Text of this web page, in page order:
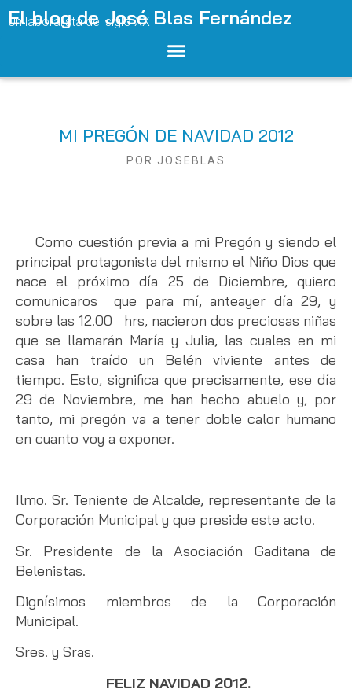
El blog de José Blas Fernández
Un laboralista del siglo XXI
MI PREGÓN DE NAVIDAD 2012
POR JOSEBLAS
Como cuestión previa a mi Pregón y siendo el
principal protagonista del mismo el Niño Dios que
nace el próximo día 25 de Diciembre, quiero
comunicaros que para mí, anteayer día 29, y
sobre las 12.00 hrs, nacieron dos preciosas niñas
que se llamarán María y Julia, las cuales en mi
casa han traído un Belén viviente antes de
tiempo. Esto, significa que precisamente, ese día
29 de Noviembre, me han hecho abuelo y, por
tanto, mi pregón va a tener doble calor humano
en cuanto voy a exponer.
Ilmo. Sr. Teniente de Alcalde, representante de la
Corporación Municipal y que preside este acto.
Sr. Presidente de la Asociación Gaditana de
Belenistas.
Dignísimos miembros de la Corporación
Municipal.
Sres. y Sras.
FELIZ NAVIDAD 2012.